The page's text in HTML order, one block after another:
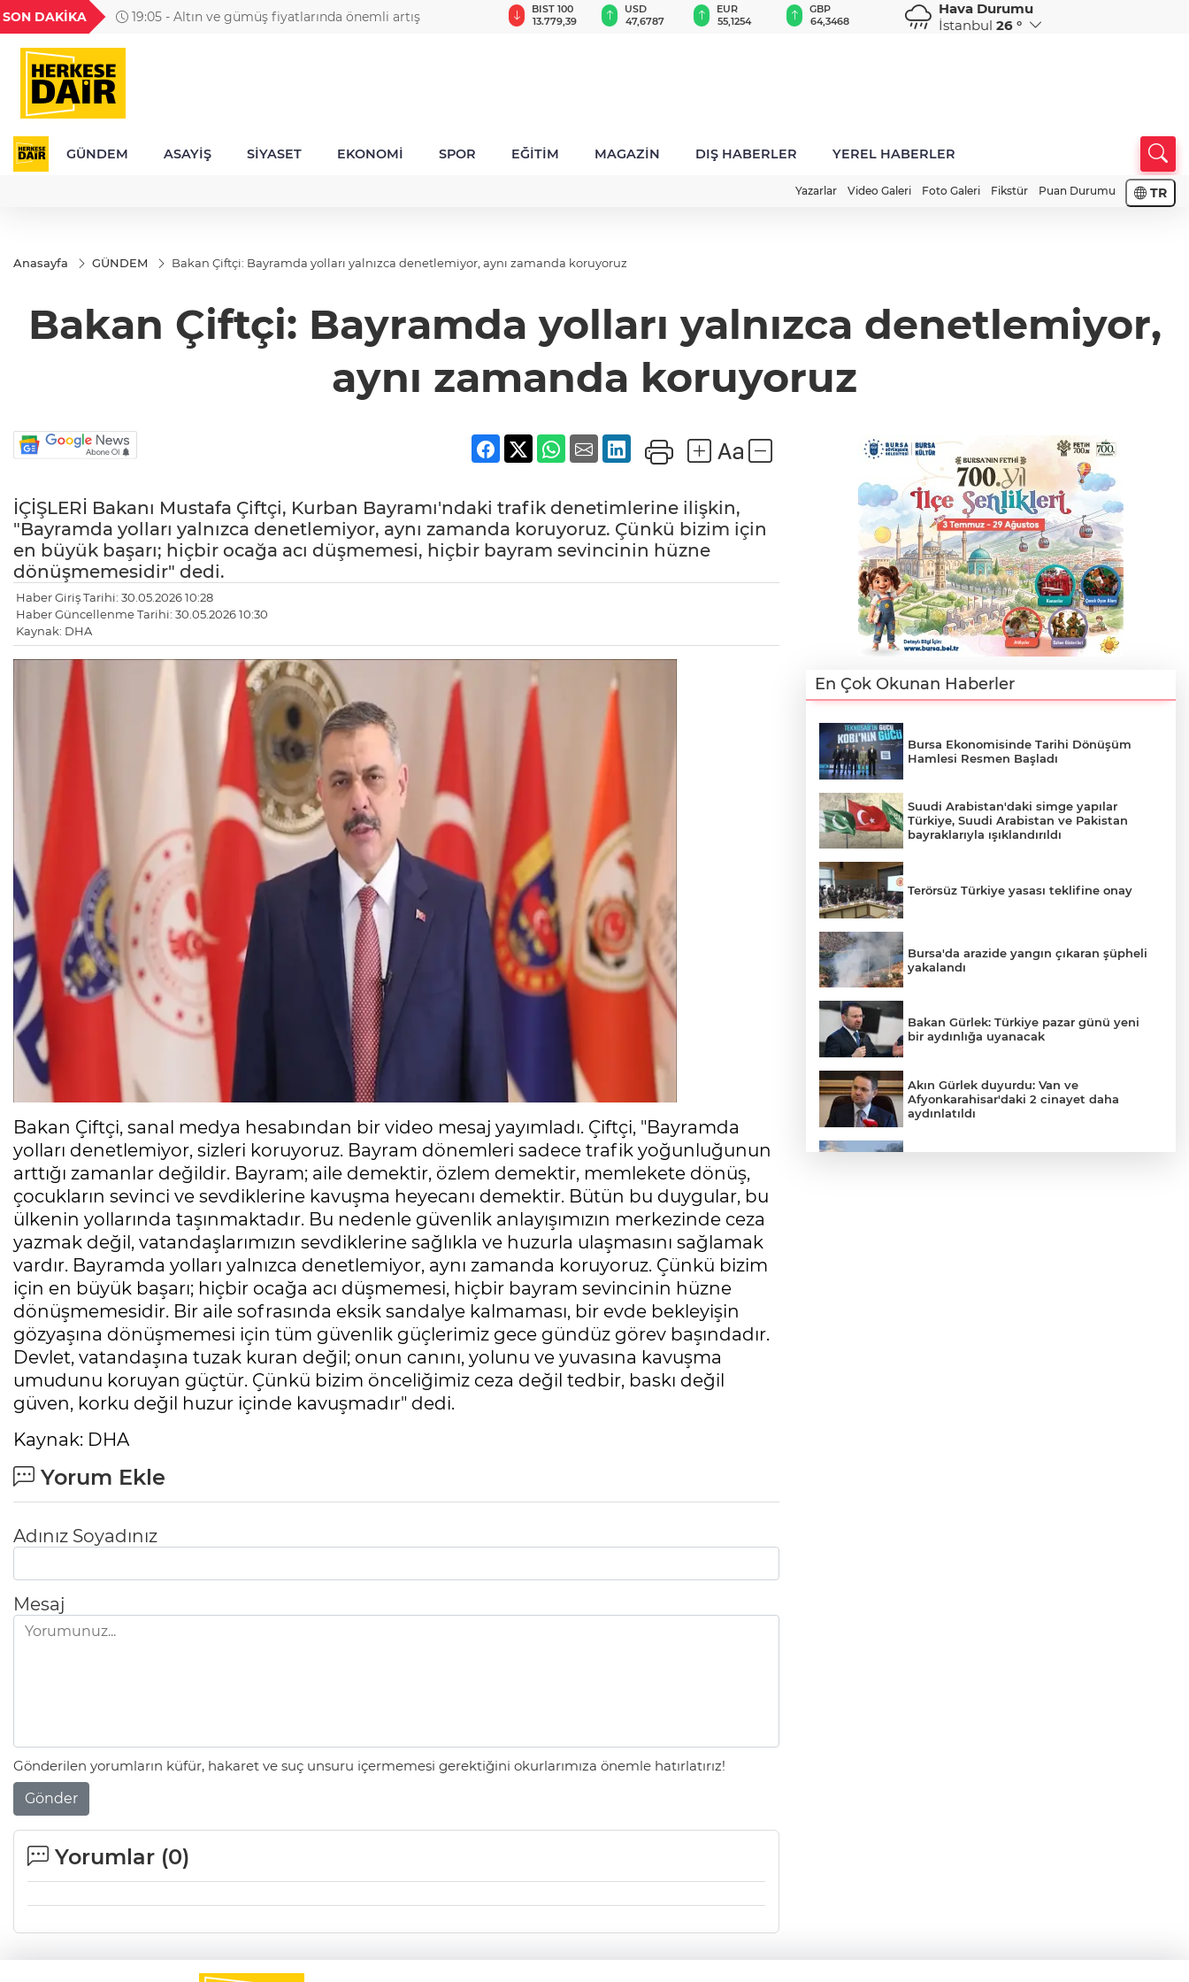
SON DAKİKA 19:05 - Altın ve gümüş fiyatlarında önemli artış
18,2677
TND
16,3788
BGN
27,9743
VND
0,0018
BIST 100
13.779,39
USD
47,6787
EUR
55,1254
GBP
64,3468
CHF
59,0083
CAD
34,1883
Hava Durumu
İstanbul 26 °
GÜNDEM ASAYİŞ SİYASET EKONOMİ SPOR EĞİTİM MAGAZİN DIŞ HABERLER YEREL HABERLER
Yazarlar Video Galeri Foto Galeri Fikstür Puan Durumu TR
Anasayfa GÜNDEM Bakan Çiftçi: Bayramda yolları yalnızca denetlemiyor, aynı zamanda koruyoruz
Bakan Çiftçi: Bayramda yolları yalnızca denetlemiyor,
aynı zamanda koruyoruz
İÇİŞLERİ Bakanı Mustafa Çiftçi, Kurban Bayramı'ndaki trafik denetimlerine ilişkin,
"Bayramda yolları yalnızca denetlemiyor, aynı zamanda koruyoruz. Çünkü bizim için
en büyük başarı; hiçbir ocağa acı düşmemesi, hiçbir bayram sevincinin hüzne
dönüşmemesidir" dedi.
Haber Giriş Tarihi: 30.05.2026 10:28
Haber Güncellenme Tarihi: 30.05.2026 10:30
Kaynak: DHA
Bakan Çiftçi, sanal medya hesabından bir video mesaj yayımladı. Çiftçi, "Bayramda
yolları denetlemiyor, sizleri koruyoruz. Bayram dönemleri sadece trafik yoğunluğunun
arttığı zamanlar değildir. Bayram; aile demektir, özlem demektir, memlekete dönüş,
çocukların sevinci ve sevdiklerine kavuşma heyecanı demektir. Bütün bu duygular, bu
ülkenin yollarında taşınmaktadır. Bu nedenle güvenlik anlayışımızın merkezinde ceza
yazmak değil, vatandaşlarımızın sevdiklerine sağlıkla ve huzurla ulaşmasını sağlamak
vardır. Bayramda yolları yalnızca denetlemiyor, aynı zamanda koruyoruz. Çünkü bizim
için en büyük başarı; hiçbir ocağa acı düşmemesi, hiçbir bayram sevincinin hüzne
dönüşmemesidir. Bir aile sofrasında eksik sandalye kalmaması, bir evde bekleyişin
gözyaşına dönüşmemesi için tüm güvenlik güçlerimiz gece gündüz görev başındadır.
Devlet, vatandaşına tuzak kuran değil; onun canını, yolunu ve yuvasına kavuşma
umudunu koruyan güçtür. Çünkü bizim önceliğimiz ceza değil tedbir, baskı değil
güven, korku değil huzur içinde kavuşmadır" dedi.
Kaynak: DHA
Yorum Ekle
Adınız Soyadınız
Mesaj
Gönderilen yorumların küfür, hakaret ve suç unsuru içermemesi gerektiğini okurlarımıza önemle hatırlatırız!
Gönder
Yorumlar (0)
En Çok Okunan Haberler
Bursa Ekonomisinde Tarihi Dönüşüm
Hamlesi Resmen Başladı
Suudi Arabistan'daki simge yapılar
Türkiye, Suudi Arabistan ve Pakistan
bayraklarıyla ışıklandırıldı
Terörsüz Türkiye yasası teklifine onay
Bursa'da arazide yangın çıkaran şüpheli
yakalandı
Bakan Gürlek: Türkiye pazar günü yeni
bir aydınlığa uyanacak
Akın Gürlek duyurdu: Van ve
Afyonkarahisar'daki 2 cinayet daha
aydınlatıldı